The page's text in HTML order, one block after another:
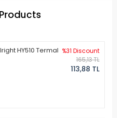
HY510 Termal %31 Discount
165,13 TL
113,88 TL